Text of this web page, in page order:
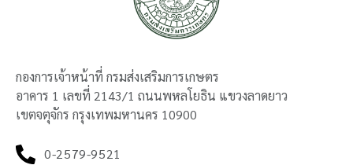
กองการเจ้าหน้าที่ กรมส่งเสริมการเกษตร
อาคาร 1 เลขที่ 2143/1 ถนนพหลโยธิน แขวงลาดยาว
เขตจตุจักร กรุงเทพมหานคร 10900
0-2579-9521